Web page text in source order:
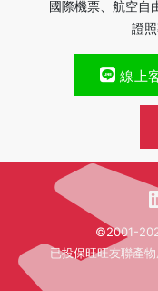
國際機票、航空
證
線上
©2001-
已投保旺旺友聯產